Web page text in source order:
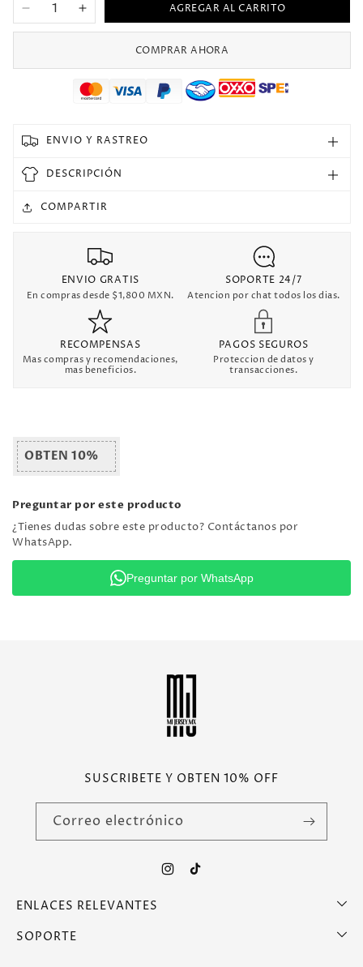
Reducir
cantidad
1998
Fan
Selecciones
Retro
Aumentar
cantidad
1998
Francia
Local
Fan
Retro
AGREGAR AL CARRITO
COMPRAR AHORA
ENVIO Y RASTREO
DESCRIPCIÓN
COMPARTIR
ENVIO GRATIS
En compras desde $1,800 MXN.
SOPORTE 24/7
Atencion por chat todos los dias.
RECOMPENSAS
Mas compras y recomendaciones,
mas beneficios.
PAGOS SEGUROS
Proteccion de datos y
transacciones.
OBTEN 10%
Preguntar por este producto
¿Tienes dudas sobre este producto? Contáctanos por
WhatsApp.
Preguntar por WhatsApp
SUSCRIBETE Y OBTEN 10% OFF
Correo electrónico
Instagram
TikTok
ENLACES RELEVANTES
SOPORTE